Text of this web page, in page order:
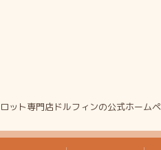
ット専門店ドルフィンの公式ホーム